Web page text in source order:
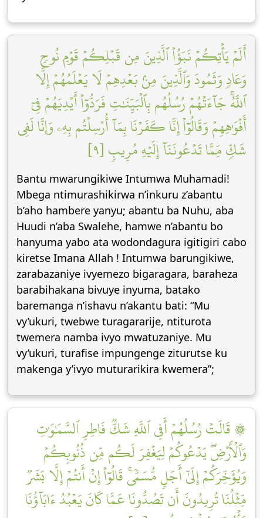
أَلَمۡ يَأۡتِكُمۡ نَبَؤُاْ ٱلَّذِينَ مِن قَبۡلِكُمۡ قَوۡمِ نُوحٖ
وَعَادٖ وَثَمُودَ وَٱلَّذِينَ مِنۢ بَعۡدِهِمۡ لَا يَعۡلَمُهُمۡ إِلَّا
ٱللَّهُۚ جَآءَتۡهُمۡ رُسُلُهُم بِٱلۡبَيِّنَٰتِ فَرَدُّوٓاْ أَيۡدِيَهُمۡ فِيٓ
أَفۡوَٰهِهِمۡ وَقَالُوٓاْ إِنَّا كَفَرۡنَا بِمَآ أُرۡسِلۡتُم بِهِۦ وَإِنَّا لَفِي
شَكّٖ مِّمَّا تَدۡعُونَنَآ إِلَيۡهِ مُرِيبٖ [٩]
Bantu mwarungikiwe Intumwa Muhamadi!
Mbega ntimurashikirwa n’inkuru z’abantu
b’aho hambere yanyu; abantu ba Nuhu, aba
Huudi n’aba Swalehe, hamwe n’abantu bo
hanyuma yabo ata wodondagura igitigiri cabo
kiretse Imana Allah ! Intumwa barungikiwe,
zarabazaniye ivyemezo bigaragara, baraheza
barabihakana bivuye inyuma, batako
baremanga n’ishavu n’akantu bati: “Mu
vy’ukuri, twebwe turagararije, ntiturota
twemera namba ivyo mwatuzaniye. Mu
vy’ukuri, turafise impungenge ziturutse ku
makenga y’ivyo muturarikira kwemera”;
۞ قَالَتۡ رُسُلُهُمۡ أَفِي ٱللَّهِ شَكّٞ فَاطِرِ ٱلسَّمَٰوَٰتِ
وَٱلۡأَرۡضِۖ يَدۡعُوكُمۡ لِيَغۡفِرَ لَكُم مِّن ذُنُوبِكُمۡ
وَيُؤَخِّرَكُمۡ إِلَىٰٓ أَجَلٖ مُّسَمّٗىۚ قَالُوٓاْ إِنۡ أَنتُمۡ إِلَّا بَشَرٞ
مِّثۡلُنَا تُرِيدُونَ أَن تَصُدُّونَا عَمَّا كَانَ يَعۡبُدُ ءَابَآؤُنَا